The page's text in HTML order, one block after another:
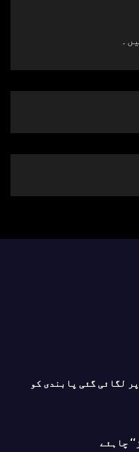
لگائی گئی پابندی کو
چاہئے​